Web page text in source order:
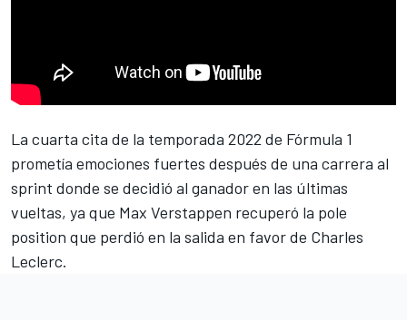
La cuarta cita de la temporada 2022 de Fórmula 1
prometía emociones fuertes después de una carrera al
sprint donde se decidió al ganador en las últimas
vueltas, ya que Max Verstappen recuperó la pole
position que perdió en la salida en favor de Charles
Leclerc.